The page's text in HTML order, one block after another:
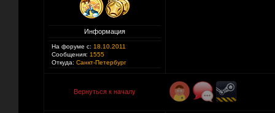
Информация
На форуме с: 18.10.2011
Сообщения: 1555
Откуда: Санкт-Петербург
Вернуться к началу